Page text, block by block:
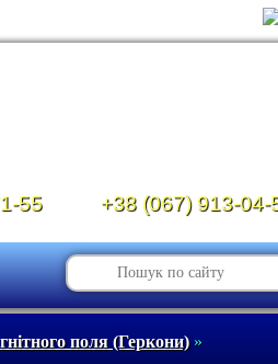
55 +38 (067) 913-04-
поля (Геркони)»